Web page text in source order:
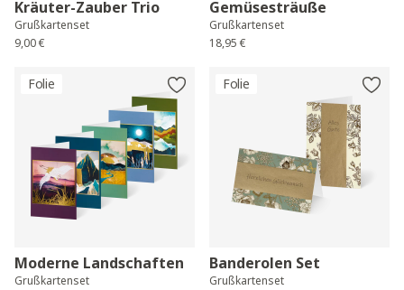
Kräuter-Zauber Trio
Grußkartenset
9,00 €
Gemüsesträuße
Grußkartenset
18,95 €
Folie
Moderne Landschaften
Grußkartenset
Folie
Banderolen Set
Grußkartenset